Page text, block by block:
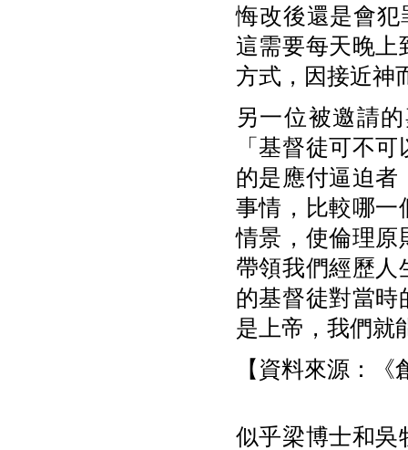
悔改後還是會
這需要每天晚上
方式，因接近神
另一位被邀請
「基督徒可不
的是應付逼迫者
事情，比較哪一
情景，使倫理原
帶領我們經歷人
的基督徒對當時
是上帝，我們就
【資料來源：
似乎梁博士和吳